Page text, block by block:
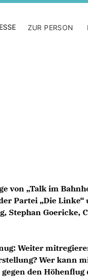
ZUR PERSON
von „Talk im
Partei „Die
Stephan Goericke,
Weiter
Wer kann
den